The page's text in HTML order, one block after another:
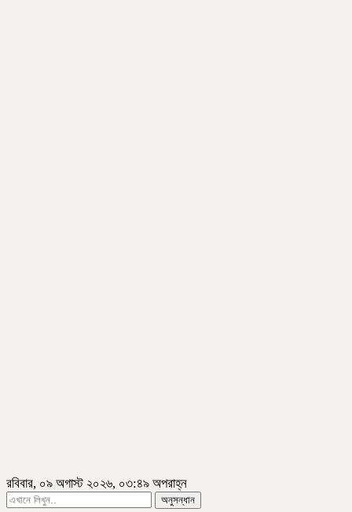
রবিবার, ০৯ অগাস্ট ২০২৬, ০৩:৪৯ অপরাহ্ন
অনুসন্ধান